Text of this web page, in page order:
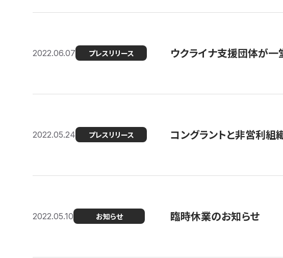
2022.06.07 プレスリリース ウクライナ支援団体が一
2022.05.24 プレスリリース コングラントと非営利組
2022.05.10 お知らせ 臨時休業のお知らせ